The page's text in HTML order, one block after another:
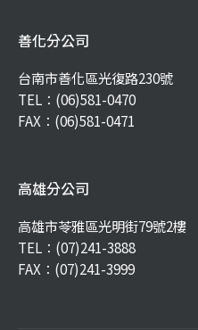
善化分公司
台南市善化區光復路230號
TEL： (06)581-0470
FAX：(06)581-0471
高雄分公司
高雄市苓雅區光明街79號2樓
TEL： (07)241-3888
FAX：(07)241-3999